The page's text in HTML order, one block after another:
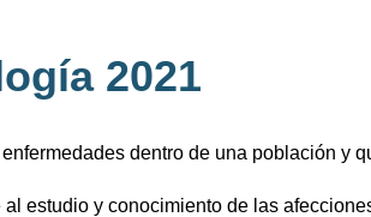
2021
dentro de una población y
estudio y conocimiento de las